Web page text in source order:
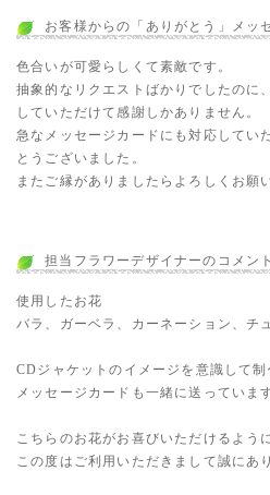
お客様からの「ありがとう」メッ
色合いが可愛らしくて素敵です。
抽象的なリクエストばかりでしたのに
していただけて感謝しかありません。
急なメッセージカードにも対応してい
とうございました。
またご縁がありましたらよろしくお願
担当フラワーデザイナーのコメント
使用したお花
バラ、ガーベラ、カーネーション、チ
CDジャケットのイメージを意識して制
メッセージカードも一緒に送っていま
こちらのお花がお喜びいただけるよう
この度はご利用いただきまして誠にあ